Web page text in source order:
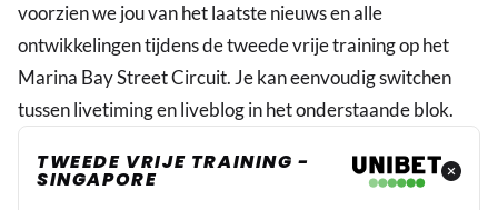
voorzien we jou van het laatste nieuws en alle
ontwikkelingen tijdens de tweede vrije training op het
Marina Bay Street Circuit. Je kan eenvoudig switchen
tussen livetiming en liveblog in het onderstaande blok.
TWEEDE VRIJE TRAINING -
SINGAPORE